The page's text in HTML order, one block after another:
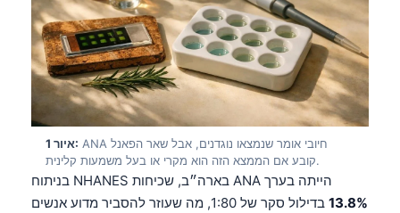
איור 1: ANA חיובי אומר שנמצאו נוגדנים, אבל שאר הפאנל
קובע אם הממצא הזה הוא מקרי או בעל משמעות קלינית.
בניתוח NHANES בארה״ב, שכיחות ANA הייתה בערך
13.8%
בדילול סקר של 1:80, מה שעוזר להסביר מדוע אנשים